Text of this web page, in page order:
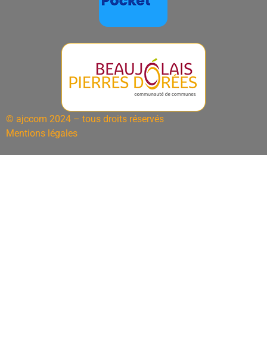
© ajccom 2024 – tous droits réservés
Mentions légales